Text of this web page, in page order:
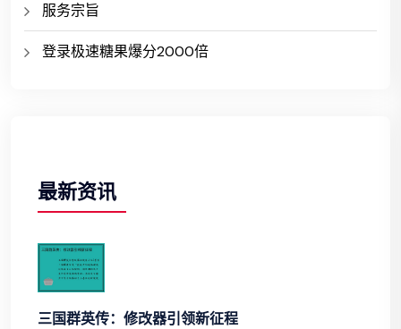
服务宗旨
登录极速糖果爆分2000倍
最新资讯
三国群英传：修改器引领新征程